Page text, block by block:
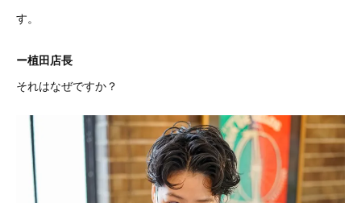
す。
ー植田店長
それはなぜですか？